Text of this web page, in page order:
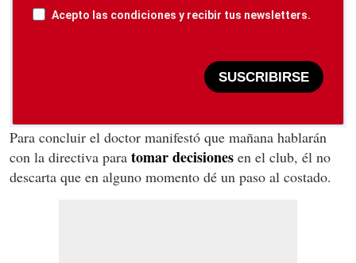
Acepto las condiciones y recibir tus newsletters.
SUSCRIBIRSE
Para concluir el doctor manifestó que mañana hablarán
con la directiva para tomar decisiones en el club, él no
descarta que en alguno momento dé un paso al costado.